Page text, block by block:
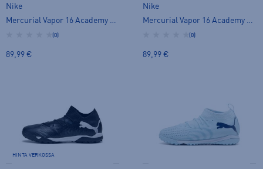
Nike
Mercurial Vapor 16 Academy TF - turf-kengät
(0)
89,99 €
Nike
Mercurial Vapor 16 Academy TF - turf-kengät
(0)
89,99 €
HINTA VERKOSSA